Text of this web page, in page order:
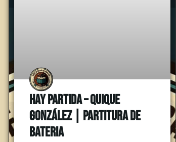
Hay Partida – Quique
González | Partitura de
bateria